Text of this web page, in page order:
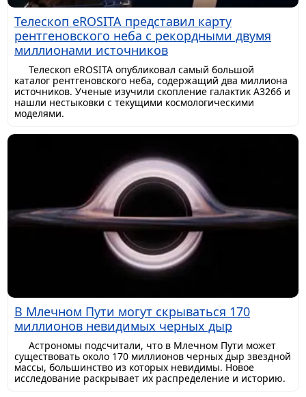
Телескоп eROSITA представил карту
рентгеновского неба с рекордными двумя
миллионами источников
Телескоп eROSITA опубликовал самый большой
каталог рентгеновского неба, содержащий два миллиона
источников. Ученые изучили скопление галактик A3266 и
нашли нестыковки с текущими космологическими
моделями.
В Млечном Пути могут скрываться 170
миллионов невидимых черных дыр
Астрономы подсчитали, что в Млечном Пути может
существовать около 170 миллионов черных дыр звездной
массы, большинство из которых невидимы. Новое
исследование раскрывает их распределение и историю.